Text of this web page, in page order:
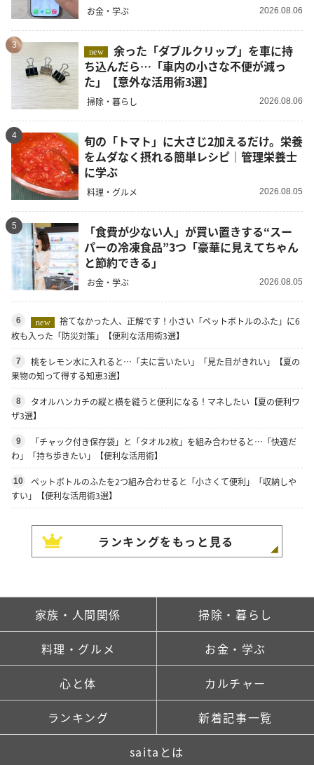
お金・学ぶ 2026.08.06
3
new
余った「ダブルクリップ」を車に持
ち込んだら…「車内の小さな不便が減っ
た」【意外な活用術3選】
掃除・暮らし 2026.08.06
4
旬の「トマト」に大さじ2加えるだけ。栄養
をムダなく摂れる簡単レシピ｜管理栄養士
に学ぶ
料理・グルメ 2026.08.05
5
「食費が少ない人」が買い置きする“スー
パーの冷凍食品”3つ「豪華に見えてちゃん
と節約できる」
お金・学ぶ 2026.08.05
6 new
捨てなかった人、正解です！小さい「ペットボトルのふた」に6
枚も入った「防災対策」【便利な活用術3選】
7
桃をレモン水に入れると…「夫に言いたい」「見た目がきれい」【夏の
果物の知って得する知恵3選】
8
タオルハンカチの縦と横を縫うと便利になる！マネしたい【夏の便利ワ
ザ3選】
9
「チャック付き保存袋」と「タオル2枚」を組み合わせると…「快適だ
わ」「持ち歩きたい」【便利な活用術】
10
ペットボトルのふたを2つ組み合わせると「小さくて便利」「収納しや
すい」【便利な活用術3選】
ランキングをもっと見る
家族・人間関係 掃除・暮らし
料理・グルメ お金・学ぶ
心と体 カルチャー
ランキング 新着記事一覧
saitaとは